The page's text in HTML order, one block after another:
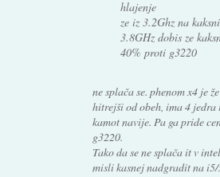
hlajenje
ze iz 3.2Ghz na
3.8GHz dobis ze
40% proti g3220
ne splača se. phenom x4 je
hitrejši od obeh, ima 4 jedra
kamot navije. Pa ga pride
g3220.
Tako da se ne splača it v
misli kasnej nadgradit na i5/